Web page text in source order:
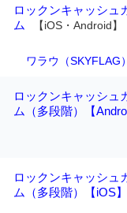
ロックンキャッシュ
ム
【iOS・Android】
ワラウ（SKYFLAG）
ロックンキャッシュ
ム（多段階）【
ロックンキャッシュ
ム（多段階）【iOS】